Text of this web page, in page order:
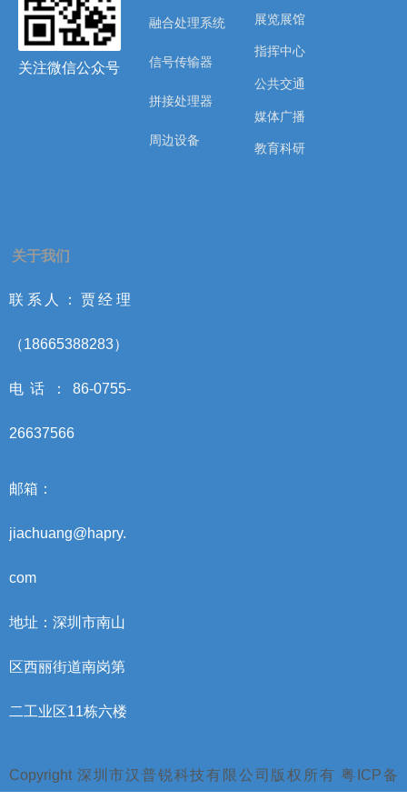
融合处理系统
信号传输器
拼接处理器
周边设备
展览展馆
指挥中心
公共交通
媒体广播
教育科研
联系人：贾经理
（18665388283）
电话：86-0755-
26637566
邮箱：
jiachuang@hapry.
com
地址：深圳市南山
区西丽街道南岗第
二工业区11栋六楼
关于我们
关注微信公众号
Copyright 深圳市汉普锐科技有限公司版权所有 粤ICP备